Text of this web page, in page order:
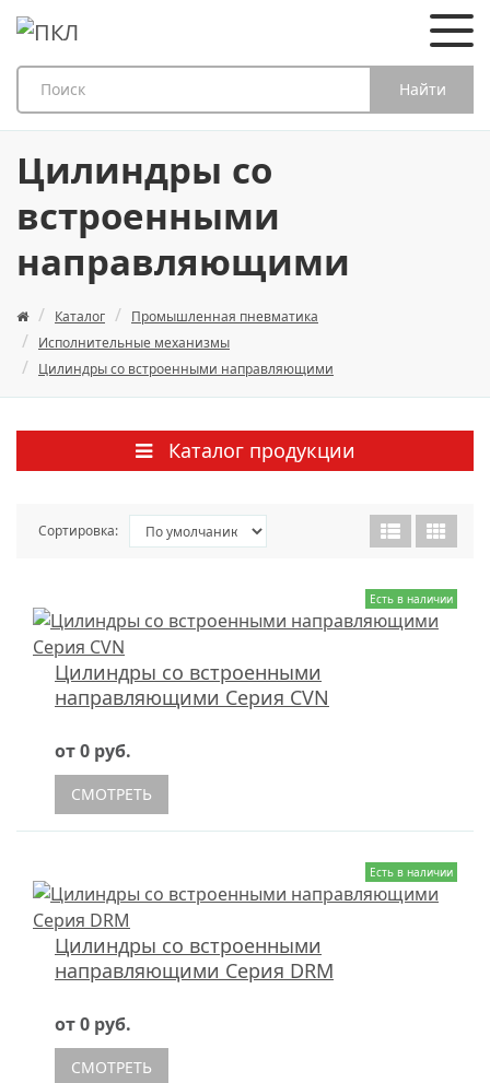
Найти
Цилиндры со
встроенными
направляющими
Каталог
Промышленная пневматика
Исполнительные механизмы
Цилиндры со встроенными направляющими
Каталог продукции
Сортировка:
Есть в наличии
Цилиндры со встроенными
направляющими Серия CVN
от 0 руб.
СМОТРЕТЬ
Есть в наличии
Цилиндры со встроенными
направляющими Серия DRM
от 0 руб.
СМОТРЕТЬ